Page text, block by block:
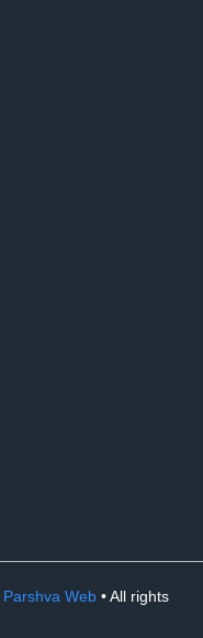
Parshva Web • All rights